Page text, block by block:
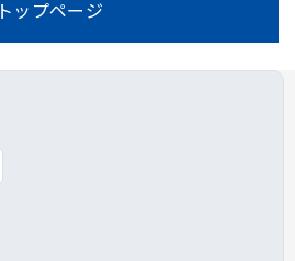
トップページ